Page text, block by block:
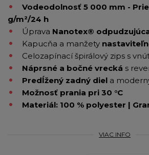
Vodeodolnosť 5 000 mm -
g/m²/24 h
Úprava Nanotex®
Kapucňa a manžety
Celozapínací špirálový zips s
Náprsné a bočné vrecká s
Predĺžený zadný diel a
Možnosť prania pri 30 °C
Materiál: 100 % polyester |
VIAC INFO